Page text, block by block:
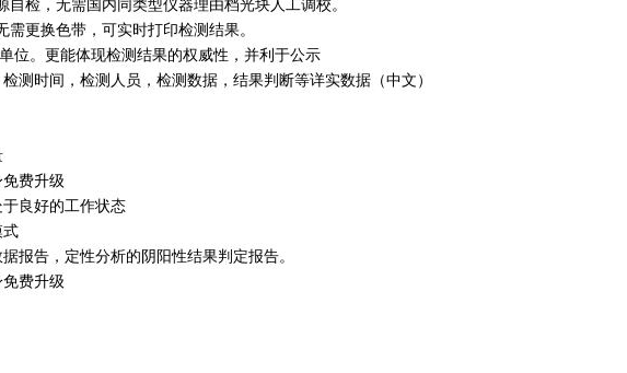
检，无需国内同类型仪器理由档光块人工调校。
更换色带，可实时打印检测结果。
位。更能体现检测结果的权威性，并利于公示
测时间，检测人员，检测数据，结果判断等详实数据（中文）
费升级
良好的工作状态
式
报告，定性分析的阴阳性结果判定报告。
费升级